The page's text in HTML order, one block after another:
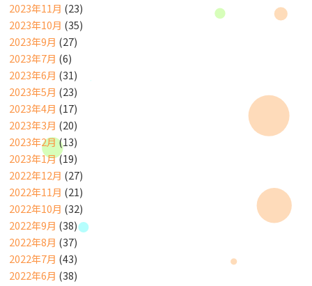
2023年11月 (23)
2023年10月 (35)
2023年9月 (27)
2023年7月 (6)
2023年6月 (31)
2023年5月 (23)
2023年4月 (17)
2023年3月 (20)
2023年2月(13)
2023年1月(19)
2022年12月 (27)
2022年11月 (21)
2022年10月 (32)
2022年9月 (38)
2022年8月 (37)
2022年7月 (43)
2022年6月 (38)